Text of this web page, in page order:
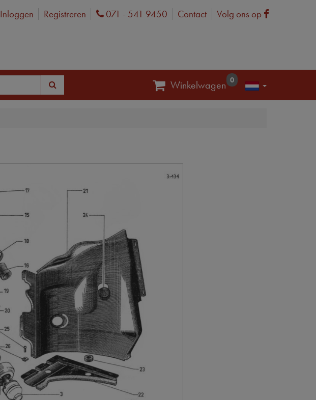
Inloggen Registreren Phone
071 - 541 9450 Contact Volg ons op Facebook
Winkelwagen 0